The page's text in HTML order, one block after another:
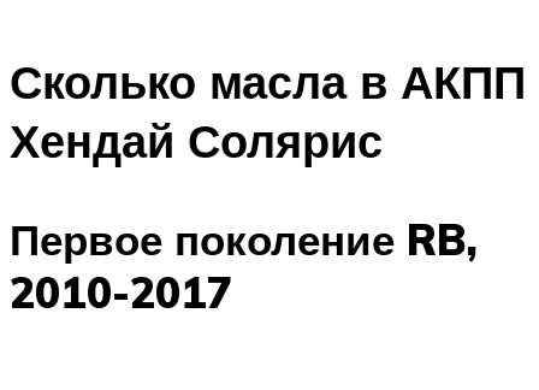
Сколько масла в АКПП
Хендай Солярис
Первое поколение RB,
2010-2017